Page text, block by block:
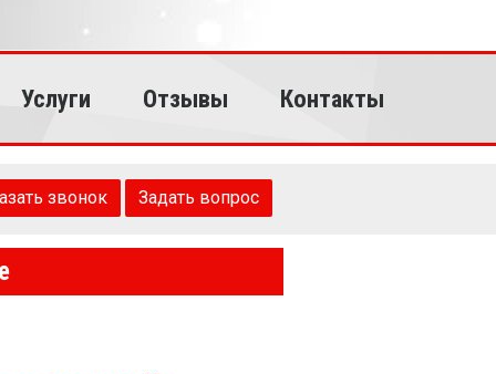
Услуги Отзывы Контакты
звонок Задать вопрос